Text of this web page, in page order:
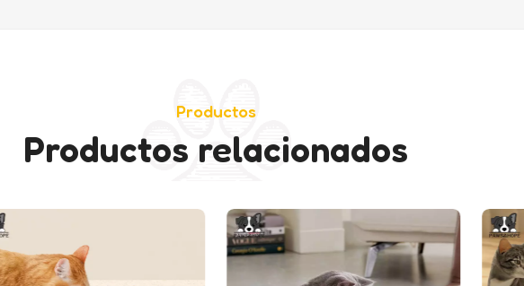
Productos
Productos relacionados